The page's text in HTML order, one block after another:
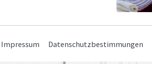
Navigation
Impressum Datenschutzbestimmungen